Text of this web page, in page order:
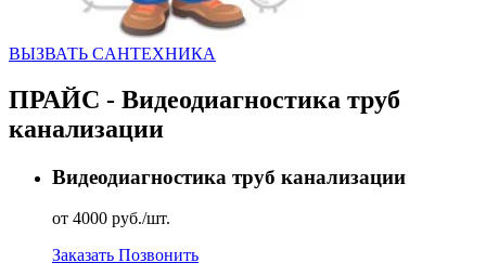
ВЫЗВАТЬ CАНТЕХНИКА
ПРАЙС - Видеодиагностика труб
канализации
Видеодиагностика труб канализации
от 4000 руб./шт.
Заказать Позвонить